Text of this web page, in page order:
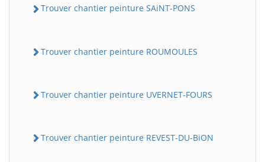
Trouver chantier peinture SAiNT-PONS
Trouver chantier peinture ROUMOULES
Trouver chantier peinture UVERNET-FOURS
Trouver chantier peinture REVEST-DU-BiON